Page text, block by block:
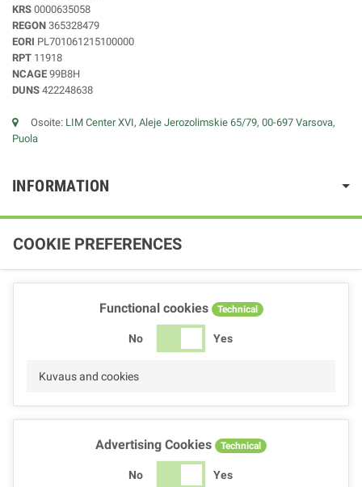
KRS 0000635058
REGON 365328479
EORI PL701061215100000
RPT 11918
NCAGE 99B8H
DUNS 422248638
Osoite: LIM Center XVI, Aleje Jerozolimskie 65/79, 00-697 Varsova,
Puola
INFORMATION
COOKIE PREFERENCES
Functional cookies Technical
No Yes
Kuvaus and cookies
Advertising Cookies Technical
No Yes